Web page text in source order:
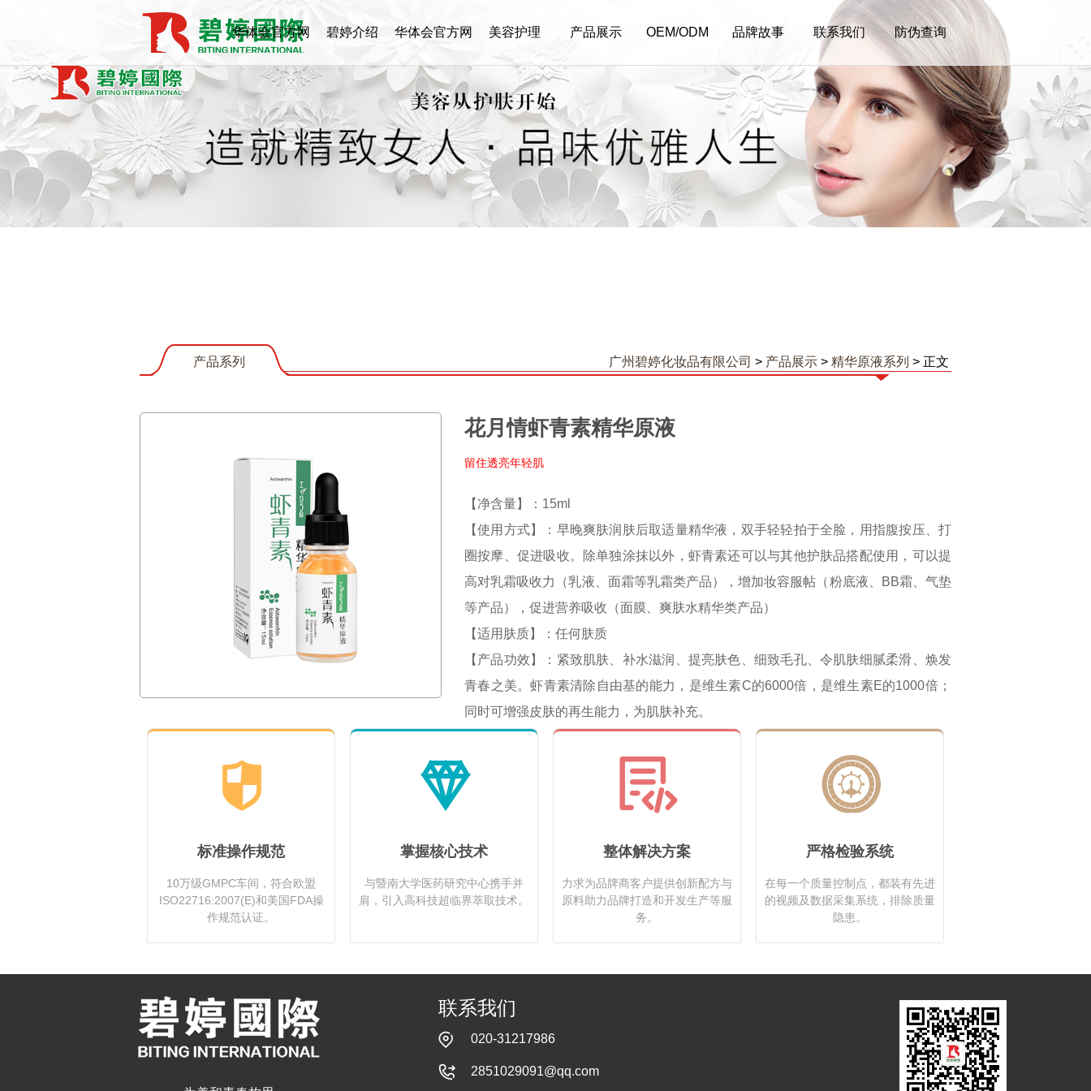
华体会官方网
页版,华体会
（中国）,华体
会
碧婷介绍 华体会官方网
页版,华体会
（中国）,华体
美容护理 产品展示 OEM/ODM 品牌故事 联系我们 防伪查询
产品系列 广州碧婷化妆品有限公司 > 产品展示 > 精华原液系列 > 正文
花月情虾青素精华原液
留住透亮年轻肌
【净含量】：15ml
【使用方式】：早晚爽肤润肤后取适量精华液，双手轻轻拍于全脸，用指腹按压、打
圈按摩、促进吸收。除单独涂抹以外，虾青素还可以与其他护肤品搭配使用，可以提
高对乳霜吸收力（乳液、面霜等乳霜类产品），增加妆容服帖（粉底液、BB霜、气垫
等产品），促进营养吸收（面膜、爽肤水精华类产品）
【适用肤质】：任何肤质
【产品功效】：紧致肌肤、补水滋润、提亮肤色、细致毛孔、令肌肤细腻柔滑、焕发
青春之美。虾青素清除自由基的能力，是维生素C的6000倍，是维生素E的1000倍；
同时可增强皮肤的再生能力，为肌肤补充。
标准操作规范
10万级GMPC车间，符合欧盟
ISO22716:2007(E)和美国FDA操
作规范认证。
掌握核心技术
与暨南大学医药研究中心携手并
肩，引入高科技超临界萃取技术。
整体解决方案
力求为品牌商客户提供创新配方与
原料助力品牌打造和开发生产等服
务。
严格检验系统
在每一个质量控制点，都装有先进
的视频及数据采集系统，排除质量
隐患。
联系我们
020-31217986
2851029091@qq.com